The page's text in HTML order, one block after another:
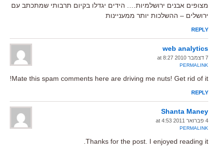
מצופים אבנים ירושלמיות…. הידים יגדלו בקיום תרבותי שמתכתב עם
ירושלים – ההשלכות יותר ממעניינות
REPLY
web analytics
7 דצמבר 2010 at 8:27
PERMALINK
Mate this spam comments here are driving me nuts! Get rid of it!
REPLY
Shanta Maney
4 פברואר 2011 at 4:53
PERMALINK
Thanks for the post. I enjoyed reading it.